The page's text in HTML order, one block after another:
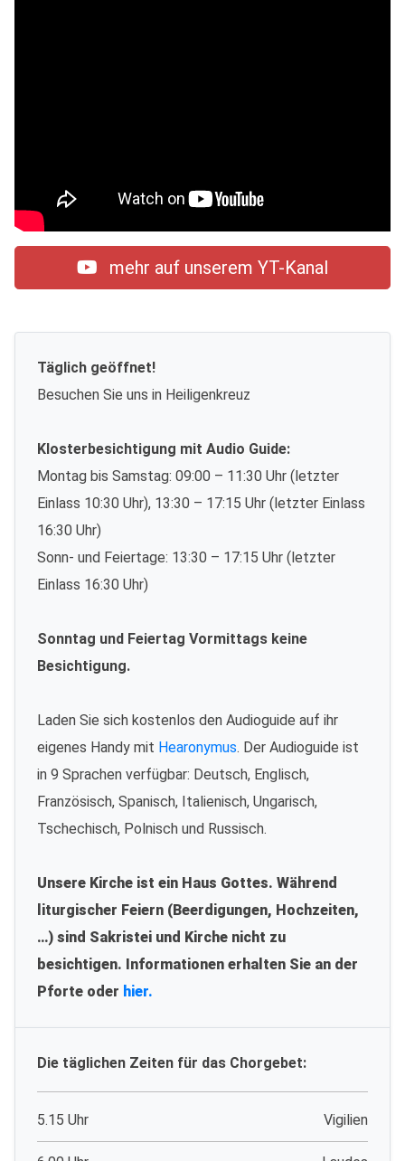
mehr auf unserem YT-Kanal
Täglich geöffnet!
Besuchen Sie uns in Heiligenkreuz
Klosterbesichtigung mit Audio Guide:
Montag bis Samstag: 09:00 – 11:30 Uhr (letzter
Einlass 10:30 Uhr), 13:30 – 17:15 Uhr (letzter Einlass
16:30 Uhr)
Sonn- und Feiertage: 13:30 – 17:15 Uhr (letzter
Einlass 16:30 Uhr)
Sonntag und Feiertag Vormittags keine
Besichtigung.
Laden Sie sich kostenlos den Audioguide auf ihr
eigenes Handy mit Hearonymus. Der Audioguide ist
in 9 Sprachen verfügbar: Deutsch, Englisch,
Französisch, Spanisch, Italienisch, Ungarisch,
Tschechisch, Polnisch und Russisch.
Unsere Kirche ist ein Haus Gottes. Während
liturgischer Feiern (Beerdigungen, Hochzeiten,
…) sind Sakristei und Kirche nicht zu
besichtigen. Informationen erhalten Sie an der
Pforte oder hier.
Die täglichen Zeiten für das Chorgebet:
5.15 Uhr Vigilien